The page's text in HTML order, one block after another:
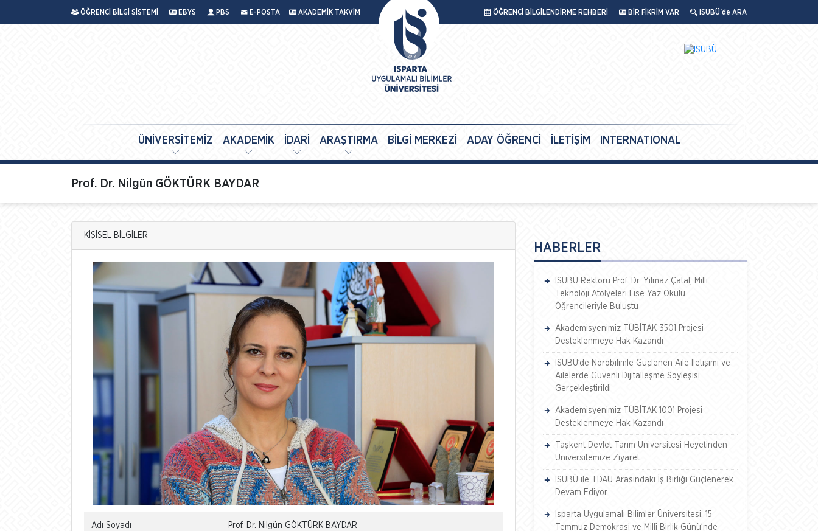
ÖĞRENCİ BİLGİ SİSTEMİ EBYS PBS E-POSTA AKADEMİK TAKVİM ÖĞRENCİ BİLGİLENDİRME REHBERİ BİR FİKRİM VAR ISUBÜ'de ARA
ÜNİVERSİTEMİZ AKADEMİK İDARİ ARAŞTIRMA BİLGİ MERKEZİ ADAY ÖĞRENCİ İLETİŞİM INTERNATIONAL
Prof. Dr. Nilgün GÖKTÜRK BAYDAR
KİŞİSEL BİLGİLER
Adı Soyadı Prof. Dr. Nilgün GÖKTÜRK BAYDAR
HABERLER
ISUBÜ Rektörü Prof. Dr. Yılmaz Çatal, Milli
Teknoloji Atölyeleri Lise Yaz Okulu
Öğrencileriyle Buluştu
Akademisyenimiz TÜBİTAK 3501 Projesi
Desteklenmeye Hak Kazandı
ISUBÜ’de Nörobilimle Güçlenen Aile İletişimi ve
Ailelerde Güvenli Dijitalleşme Söyleşisi
Gerçekleştirildi
Akademisyenimiz TÜBİTAK 1001 Projesi
Desteklenmeye Hak Kazandı
Taşkent Devlet Tarım Üniversitesi Heyetinden
Üniversitemize Ziyaret
ISUBÜ ile TDAU Arasındaki İş Birliği Güçlenerek
Devam Ediyor
Isparta Uygulamalı Bilimler Üniversitesi, 15
Temmuz Demokrasi ve Millî Birlik Günü’nde